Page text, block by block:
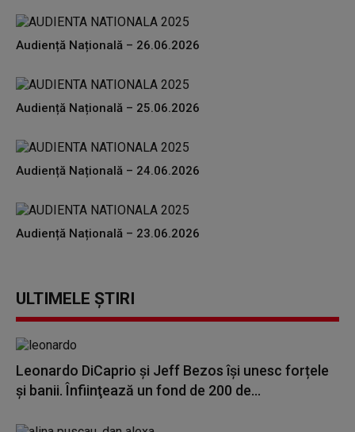
Audiență Națională – 26.06.2026
Audiență Națională – 25.06.2026
Audiență Națională – 24.06.2026
Audiență Națională – 23.06.2026
ULTIMELE ȘTIRI
Leonardo DiCaprio şi Jeff Bezos își unesc forțele
și banii. Înfiinţează un fond de 200 de...